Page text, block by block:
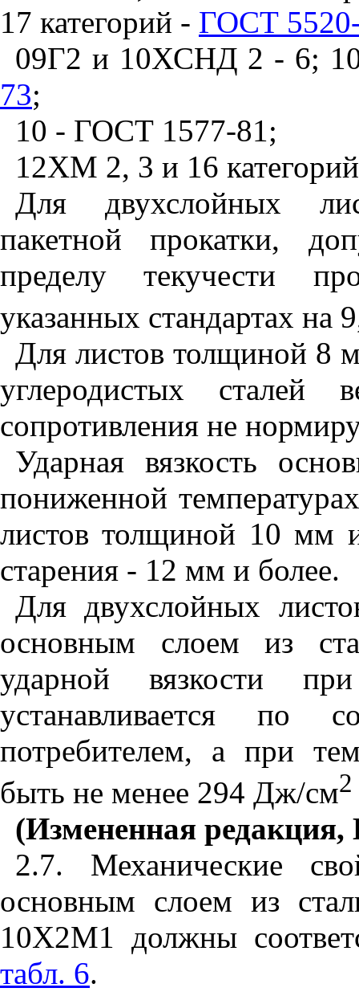
17 категорий - ГОСТ
09Г2 и 10ХСНД 2 - 6;
73;
10 - ГОСТ 1577-81;
12ХМ 2, 3 и 16
Для двухслойных
пакетной прокатки,
пределу текучести
указанных стандартах на
Для листов толщиной 8
углеродистых сталей
сопротивления не
Ударная вязкость
пониженной
листов толщиной 10 мм
старения - 12 мм и более.
Для двухслойных
основным слоем из
ударной вязкости
устанавливается по
потребителем, а при
быть не менее 294 Дж/см2
(Измененная
2.7. Механические
основным слоем из
10Х2М1 должны
табл. 6.